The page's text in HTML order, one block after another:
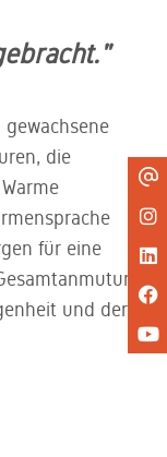
gewachsene
die
für eine
und der